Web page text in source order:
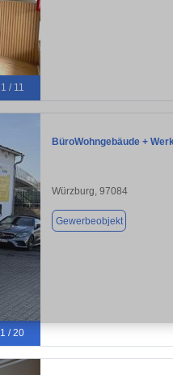
1 / 11
1 / 20
BüroWohngebäude +
Würzburg, 97084
Gewerbeobjekt